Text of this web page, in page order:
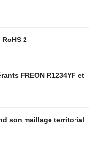
2
FREON R1234YF et
son maillage territorial